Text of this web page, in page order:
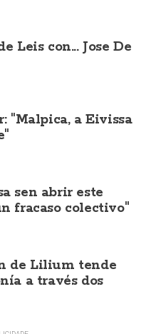
Leis con... Jose De
"Malpica, a Eivissa
sen abrir este
fracaso colectivo"
de Lilium tende
a través dos